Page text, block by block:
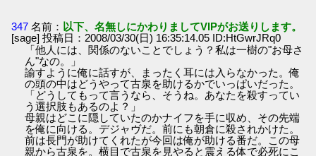
347 名前： 以下、名無しにかわりましてVIPがお送りします。
[sage] 投稿日：2008/03/30(日) 16:35:14.05 ID:HtGwrJRq0
「他人には、関係のないことでしょう？私は一樹の"お母さ
ん"なの。」
諭すように俺に話すが、まったく耳には入らなかった。俺
の頭の中はどうやって古泉を助けるかでいっぱいだった。
「どうしてもって言うなら、そうね。あなたを殺すってい
う選択肢もあるのよ？」
母親はどこに隠していたのかナイフを手に収め、その先端
を俺に向ける。デジャヴだ。前にも朝倉に殺されかけた。
前は長門が助けてくれたが今回は俺が助ける番だ。この母
親から古泉を。横目で古泉を見やると震える体で必死にこ